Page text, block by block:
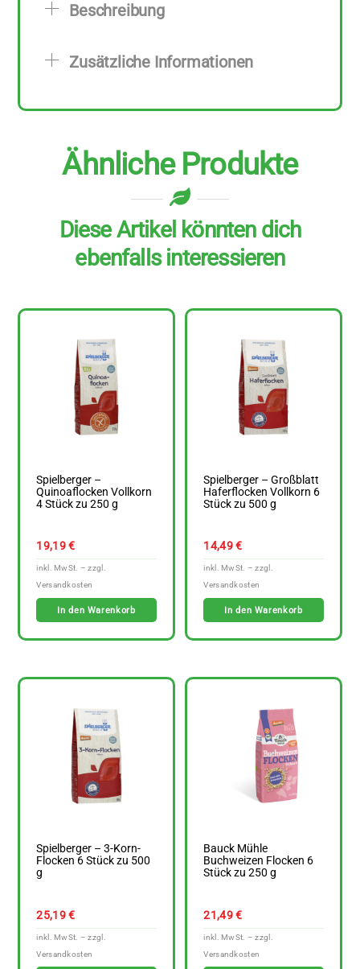
Menge
Beschreibung
Zusätzliche Informationen
Ähnliche Produkte
Diese Artikel könnten dich
ebenfalls interessieren
Spielberger –
Quinoaflocken Vollkorn
4 Stück zu 250 g
19,19€
In den Warenkorb
Spielberger – Großblatt
Haferflocken Vollkorn 6
Stück zu 500 g
14,49€
In den Warenkorb
Spielberger – 3-Korn-
Flocken 6 Stück zu 500
g
25,19€
Bauck Mühle
Buchweizen Flocken 6
Stück zu 250 g
21,49€